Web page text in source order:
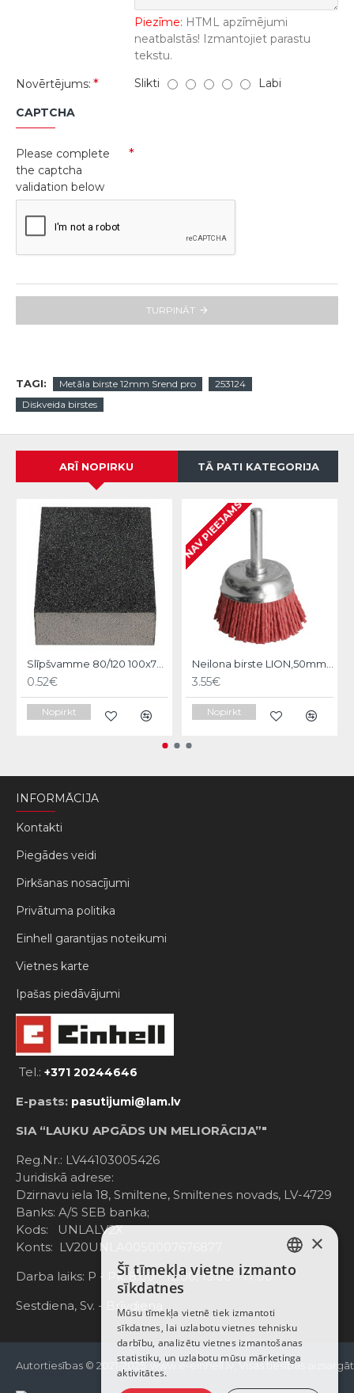
Piezīme: HTML apzīmējumi
neatbalstās! Izmantojiet parastu
tekstu.
Novērtējums:
Slikti Labi
CAPTCHA
Please complete
the captcha
validation below
TURPINĀT
TAGI: Metāla birste 12mm Srend pro
253124
Diskveida birstes
ARĪ NOPIRKU TĀ PATI KATEGORIJA
Slīpšvamme 80/120 100x70x25mm, Hardy
0.52€
Nopirkt
NAV PIEEJAMS
Neilona birste LION,50mm Srend pro
3.55€
Nopirkt
INFORMĀCIJA
Kontakti
Piegādes veidi
Pirkšanas nosacījumi
Privātuma politika
Einhell garantijas noteikumi
Vietnes karte
Ipašas piedāvājumi
Tel.: +371 20244646
E-pasts: pasutijumi@lam.lv
SIA “LAUKU APGĀDS UN MELIORĀCIJA”"
Reg.Nr.: LV44103005426
Juridiskā adrese:
Dzirnavu iela 18, Smiltene, Smiltenes novads, LV-4729
Banks: A/S SEB banka;
Kods: UNLALV2X
Konts: LV20UNLA0050007676877
Darba laiks: P - Pk. 8:00 - 12:00; 13:00 - 17:00
Sestdiena, Sv. - Brīvdiena
Autortiesības © 2021-2025, www.e-einhell.lv, Visas tiesības
LATVIAN
ENGLISH
×
Šī tīmekļa vietne izmanto
sīkdatnes
Mūsu tīmekļa vietnē tiek izmantoti
sīkdatnes, lai uzlabotu vietnes tehnisku
darbību, analizētu vietnes izmantošanas
statistiku, un uzlabotu mūsu mārketinga
aktivitātes.